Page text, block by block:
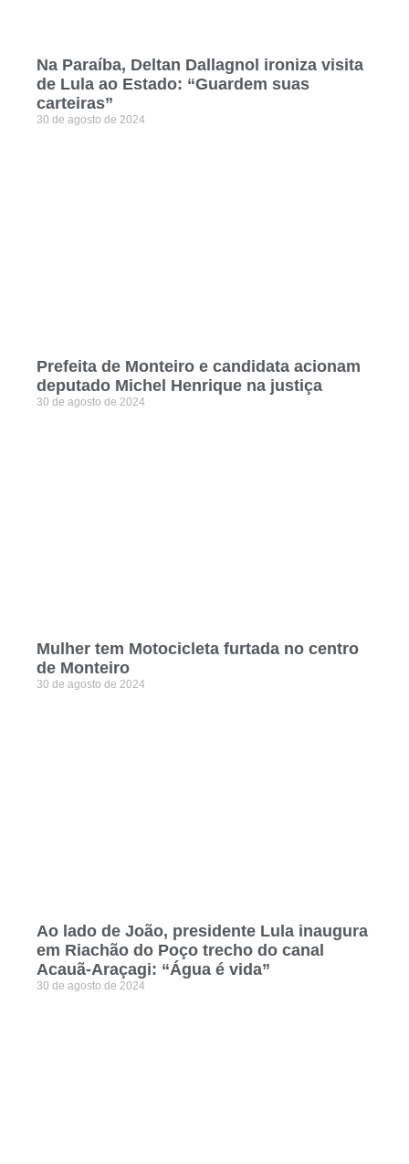
Na Paraíba, Deltan Dallagnol ironiza visita
de Lula ao Estado: “Guardem suas
carteiras”
30 de agosto de 2024
Prefeita de Monteiro e candidata acionam
deputado Michel Henrique na justiça
30 de agosto de 2024
Mulher tem Motocicleta furtada no centro
de Monteiro
30 de agosto de 2024
Ao lado de João, presidente Lula inaugura
em Riachão do Poço trecho do canal
Acauã-Araçagi: “Água é vida”
30 de agosto de 2024